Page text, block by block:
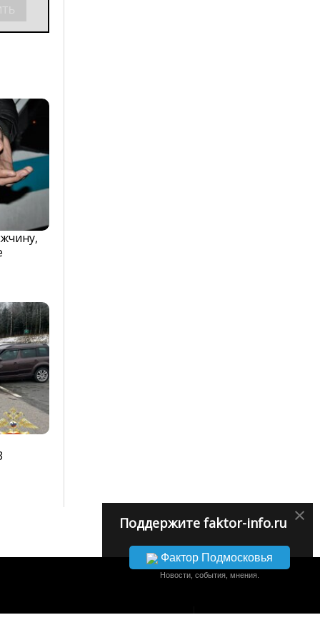
×
Поддержите faktor-info.ru
Фактор Подмосковья
Новости, события, мнения.